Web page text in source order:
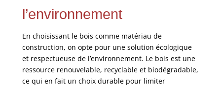
l’environnement
En choisissant le bois comme matériau de
construction, on opte pour une solution écologique
et respectueuse de l’environnement. Le bois est une
ressource renouvelable, recyclable et biodégradable,
ce qui en fait un choix durable pour limiter